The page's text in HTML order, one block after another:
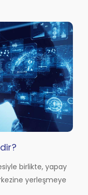
birlikte, yapay
yerleşmeye